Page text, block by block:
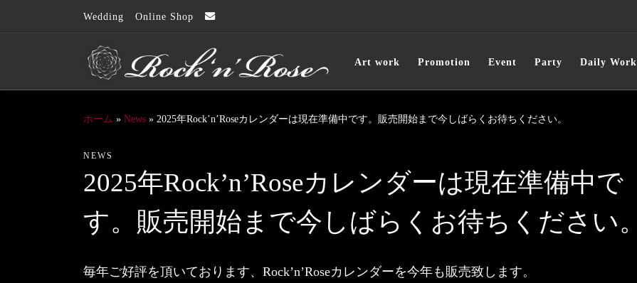
コンテンツへスキップ
Wedding Online Shop
Art work Promotion Event Party Daily Work
ホーム » News » 2025年Rock’n’Roseカレンダーは現在準備中です。販売開始まで今しばらくお待ちください。
NEWS
2025年Rock’n’Roseカレンダーは現在準備中で
す。販売開始まで今しばらくお待ちください。
毎年ご好評を頂いております、Rock’n’Roseカレンダーを今年も販売致します。